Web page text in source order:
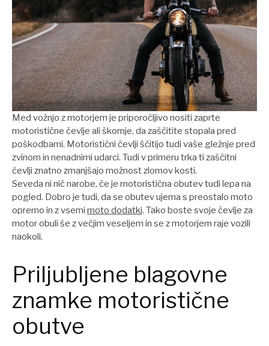
Med vožnjo z motorjem je priporočljivo nositi zaprte
motoristične čevlje ali škornje, da zaščitite stopala pred
poškodbami. Motoristični čevlji ščitijo tudi vaše gležnje pred
zvinom in nenadnimi udarci. Tudi v primeru trka ti zaščitni
čevlji znatno zmanjšajo možnost zlomov kosti.
Seveda ni nič narobe, če je motoristična obutev tudi lepa na
pogled. Dobro je tudi, da se obutev ujema s preostalo moto
opremo in z vsemi moto dodatki. Tako boste svoje čevlje za
motor obuli še z večjim veseljem in se z motorjem raje vozili
naokoli.
Priljubljene blagovne
znamke motoristične
obutve